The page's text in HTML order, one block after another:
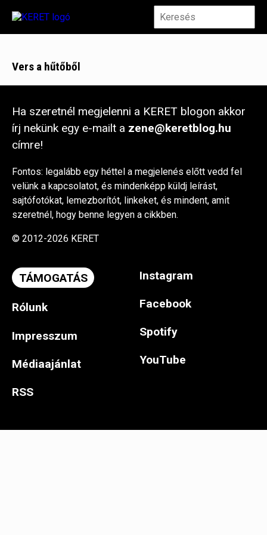
Vers a hűtőből
Ha szeretnél megjelenni a KERET blogon akkor
írj nekünk egy e-mailt a zene@keretblog.hu
címre!
Fontos: legalább egy héttel a megjelenés előtt vedd fel
velünk a kapcsolatot, és mindenképp küldj leírást,
sajtófotókat, lemezborítót, linkeket, és mindent, amit
szeretnél, hogy benne legyen a cikkben.
© 2012-2026 KERET
TÁMOGATÁS
Rólunk
Impresszum
Médiaajánlat
RSS
Instagram
Facebook
Spotify
YouTube